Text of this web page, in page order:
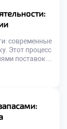
Конфликт
является
современные
Этот процесс
поставок.
в
Будущее